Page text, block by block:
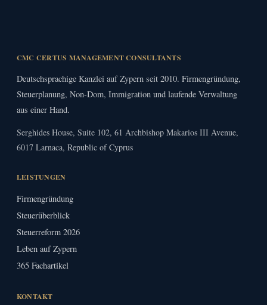
CMC CERTUS MANAGEMENT CONSULTANTS
Deutschsprachige Kanzlei auf Zypern seit 2010. Firmengründung,
Steuerplanung, Non-Dom, Immigration und laufende Verwaltung
aus einer Hand.
Serghides House, Suite 102, 61 Archbishop Makarios III Avenue,
6017 Larnaca, Republic of Cyprus
LEISTUNGEN
Firmengründung
Steuerüberblick
Steuerreform 2026
Leben auf Zypern
365 Fachartikel
KONTAKT